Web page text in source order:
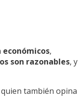
económicos,
son razonables, y
también opina